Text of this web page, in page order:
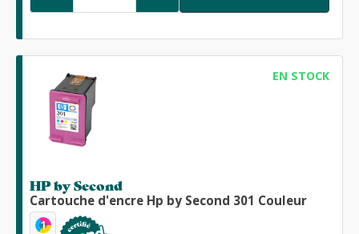
EN STOCK
HP by Second
Cartouche d'encre Hp by Second 301 Couleur
1